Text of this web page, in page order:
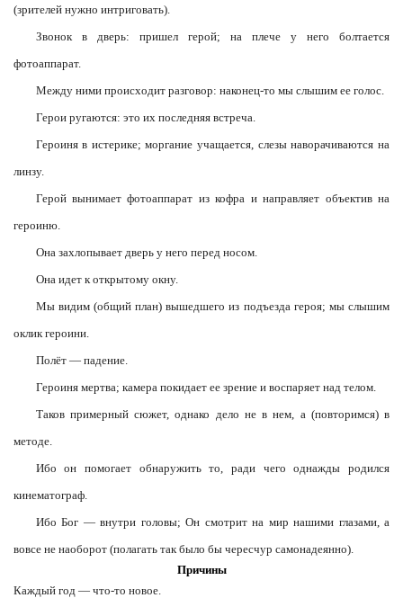
(зрителей нужно интриговать).
Звонок в дверь: пришел герой; на плече у него болтается
фотоаппарат.
Между ними происходит разговор: наконец-то мы слышим ее голос.
Герои ругаются: это их последняя встреча.
Героиня в истерике; моргание учащается, слезы наворачиваются на
линзу.
Герой вынимает фотоаппарат из кофра и направляет объектив на
героиню.
Она захлопывает дверь у него перед носом.
Она идет к открытому окну.
Мы видим (общий план) вышедшего из подъезда героя; мы слышим
оклик героини.
Полёт — падение.
Героиня мертва; камера покидает ее зрение и воспаряет над телом.
Таков примерный сюжет, однако дело не в нем, а (повторимся) в
методе.
Ибо он помогает обнаружить то, ради чего однажды родился
кинематограф.
Ибо Бог — внутри головы; Он смотрит на мир нашими глазами, а
вовсе не наоборот (полагать так было бы чересчур самонадеянно).
Причины
Каждый год — что-то новое.